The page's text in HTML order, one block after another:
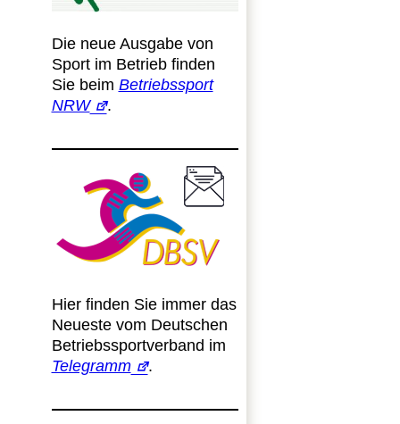
Die neue Ausgabe von
Sport im Betrieb finden
Sie beim Betriebssport
NRW
.
Hier finden Sie immer das
Neueste vom Deutschen
Betriebssportverband im
Telegramm
.